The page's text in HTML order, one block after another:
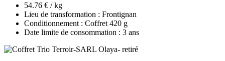
54.76 € / kg
Lieu de transformation : Frontignan
Conditionnement : Coffret 420 g
Date limite de consommation : 3 ans